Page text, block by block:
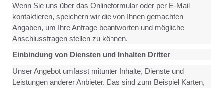
Wenn Sie uns über das Onlineformular oder per E-Mail
kontaktieren, speichern wir die von Ihnen gemachten
Angaben, um Ihre Anfrage beantworten und mögliche
Anschlussfragen stellen zu können.
Einbindung von Diensten und Inhalten Dritter
Unser Angebot umfasst mitunter Inhalte, Dienste und
Leistungen anderer Anbieter. Das sind zum Beispiel Karten,